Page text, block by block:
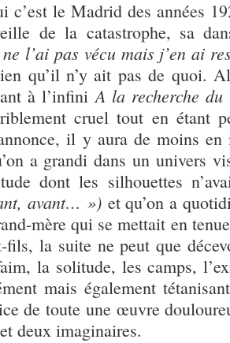
c’est le Madrid des années
de la catastrophe, sa
l’ai pas vécu mais j’en ai
qu’il n’y ait pas de quoi.
à l’infini A la recherche
cruel tout en étant
il y aura de moins
a grandi dans un univers
dont les silhouettes
avant… »)et qu’on a
mère qui se mettait en
fils, la suite ne peut que
la solitude, les camps,
mais également
de toute une œuvre
deux imaginaires.